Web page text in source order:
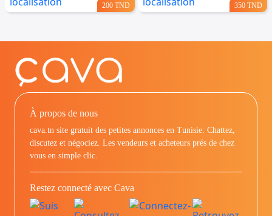
200 TND 350 TND
À propos de nous
cava.tn site gratuit des petites annonces en Tunisie: Chattez,
discutez et négociez. Les vendeurs et acheteurs prés de chez
vous en simple clic.
Restez connecté avec Cava